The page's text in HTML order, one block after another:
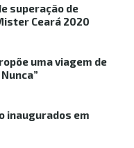
superação de
Ceará 2020
uma viagem de
inaugurados em